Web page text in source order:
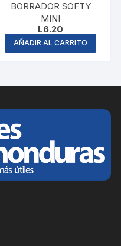
BORRADOR SOFTY
MINI
L6.20
AÑADIR AL CARRITO